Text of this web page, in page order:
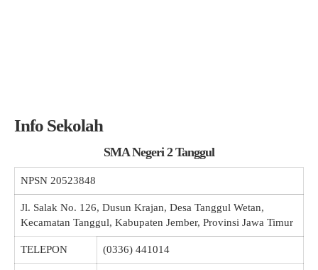
Info Sekolah
SMA Negeri 2 Tanggul
NPSN 20523848
Jl. Salak No. 126, Dusun Krajan, Desa Tanggul Wetan,
Kecamatan Tanggul, Kabupaten Jember, Provinsi Jawa Timur
TELEPON (0336) 441014